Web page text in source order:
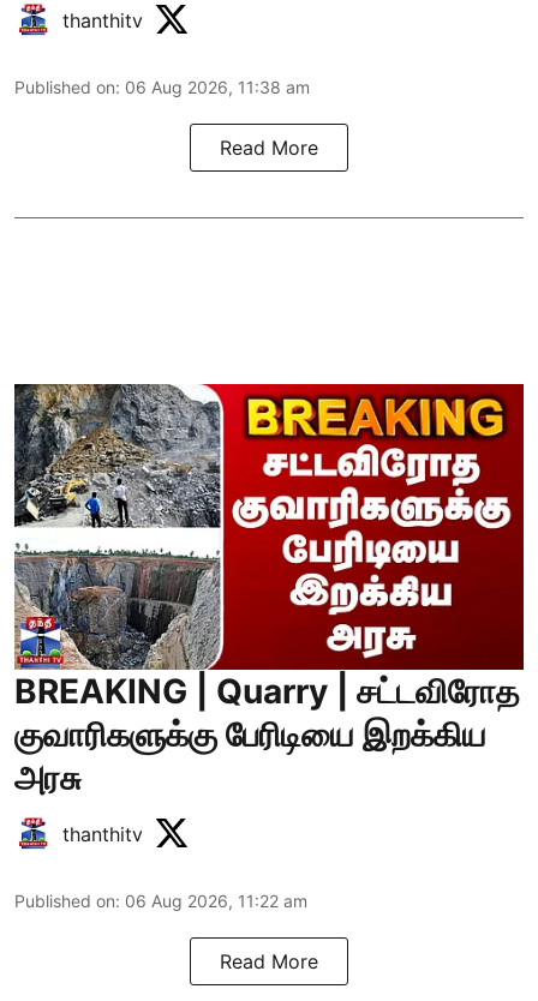
thanthitv
Published on: 06 Aug 2026, 11:38 am
Read More
BREAKING | Quarry | சட்டவிரோத
குவாரிகளுக்கு பேரிடியை இறக்கிய
அரசு
thanthitv
Published on: 06 Aug 2026, 11:22 am
Read More